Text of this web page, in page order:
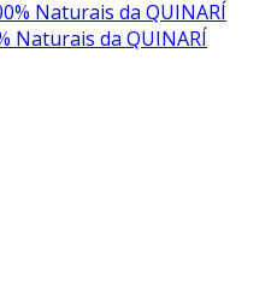
Naturais da QUINARÍ